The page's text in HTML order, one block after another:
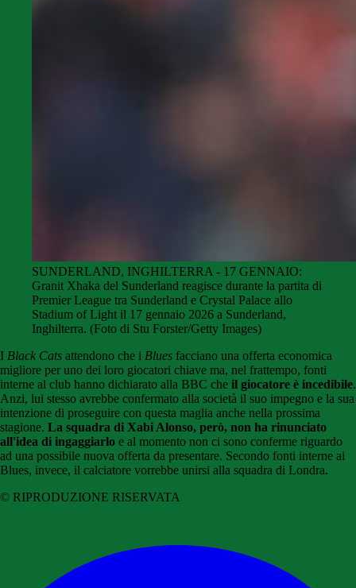
SUNDERLAND, INGHILTERRA - 17 GENNAIO:
Granit Xhaka del Sunderland reagisce durante la partita di
Premier League tra Sunderland e Crystal Palace allo
Stadium of Light il 17 gennaio 2026 a Sunderland,
Inghilterra. (Foto di Stu Forster/Getty Images)
I Black Cats attendono che i Blues facciano una offerta economica
migliore per uno dei loro giocatori chiave ma, nel frattempo, fonti
interne al club hanno dichiarato alla BBC che il giocatore è incedibile.
Anzi, lui stesso avrebbe confermato alla società il suo impegno e la sua
intenzione di proseguire con questa maglia anche nella prossima
stagione. La squadra di Xabi Alonso, però, non ha rinunciato
all'idea di ingaggiarlo e al momento non ci sono conferme riguardo
ad una possibile nuova offerta da presentare. Secondo fonti interne ai
Blues, invece, il calciatore vorrebbe unirsi alla squadra di Londra.
© RIPRODUZIONE RISERVATA